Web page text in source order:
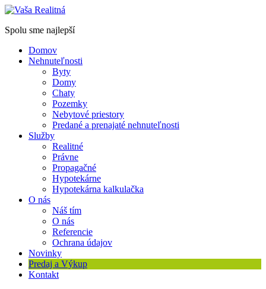
Spolu sme najlepší
Domov
Nehnuteľnosti
Byty
Domy
Chaty
Pozemky
Nebytové priestory
Predané a prenajaté nehnuteľnosti
Služby
Realitné
Právne
Propagačné
Hypotekárne
Hypotekárna kalkulačka
O nás
Náš tím
O nás
Referencie
Ochrana údajov
Novinky
Predaj a Výkup
Kontakt